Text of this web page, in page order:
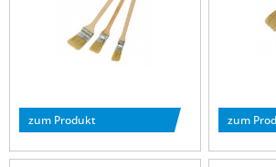
zum Produkt zum